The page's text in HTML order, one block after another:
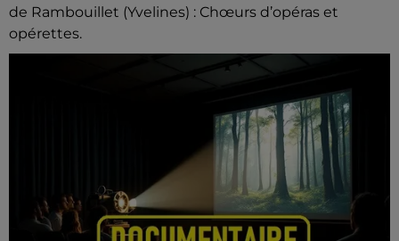
de Rambouillet (Yvelines) : Chœurs d’opéras et
opérettes.